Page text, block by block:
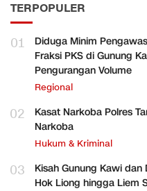
TERPOPULER
01
Diduga Minim
Fraksi PKS di Gunung
Pengurangan Volume
Regional
02
Kasat Narkoba Polres
Narkoba
Hukum & Kriminal
03
Kisah Gunung Kawi
Hok Liong hingga Liem